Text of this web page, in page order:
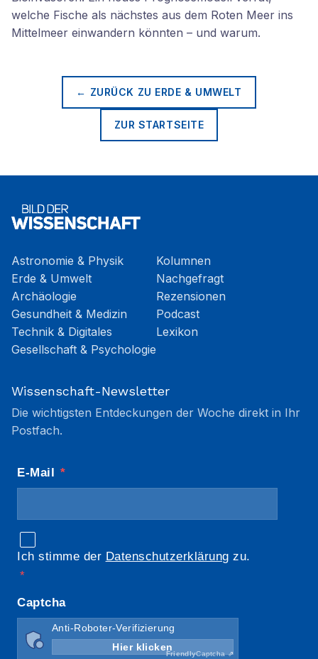
welche Fische als nächstes aus dem Roten Meer ins
Mittelmeer einwandern könnten – und warum.
← ZURÜCK ZU ERDE & UMWELT
ZUR STARTSEITE
Astronomie & Physik
Erde & Umwelt
Archäologie
Gesundheit & Medizin
Technik & Digitales
Gesellschaft & Psychologie
Kolumnen
Nachgefragt
Rezensionen
Podcast
Lexikon
Wissenschaft-Newsletter
Die wichtigsten Entdeckungen der Woche direkt in Ihr
Postfach.